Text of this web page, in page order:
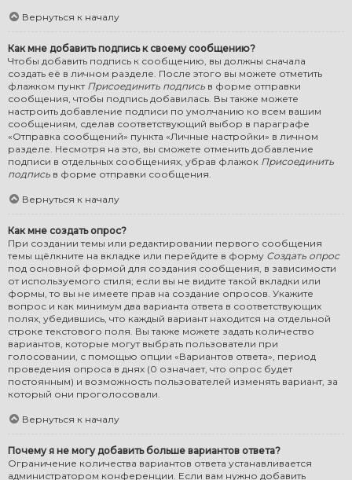
Вернуться к началу
Как мне добавить подпись к своему сообщению?
Чтобы добавить подпись к сообщению, вы должны сначала
создать её в личном разделе. После этого вы можете отметить
флажком пункт Присоединить подпись в форме отправки
сообщения, чтобы подпись добавилась. Вы также можете
настроить добавление подписи по умолчанию ко всем вашим
сообщениям, сделав соответствующий выбор в параграфе
«Отправка сообщений» пункта «Личные настройки» в личном
разделе. Несмотря на это, вы сможете отменить добавление
подписи в отдельных сообщениях, убрав флажок Присоединить
подпись в форме отправки сообщения.
Вернуться к началу
Как мне создать опрос?
При создании темы или редактировании первого сообщения
темы щёлкните на вкладке или перейдите в форму Создать опрос
под основной формой для создания сообщения, в зависимости
от используемого стиля; если вы не видите такой вкладки или
формы, то вы не имеете прав на создание опросов. Укажите
вопрос и как минимум два варианта ответа в соответствующих
полях, убедившись, что каждый вариант находится на отдельной
строке текстового поля. Вы также можете задать количество
вариантов, которые могут выбрать пользователи при
голосовании, с помощью опции «Вариантов ответа», период
проведения опроса в днях (0 означает, что опрос будет
постоянным) и возможность пользователей изменять вариант, за
который они проголосовали.
Вернуться к началу
Почему я не могу добавить больше вариантов ответа?
Ограничение количества вариантов ответа устанавливается
администратором конференции. Если вам нужно добавить